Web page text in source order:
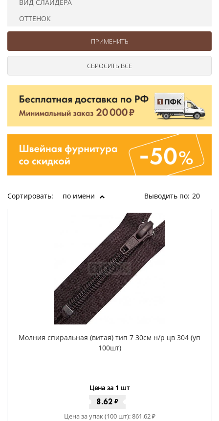
ВИД СЛАЙДЕРА
ОТТЕНОК
Сортировать: по имени Выводить по: 20
Молния спиральная (витая) тип 7 30см н/р цв 304 (уп
100шт)
Цена за 1 шт
8.62 ₽
Цена за упак (100 шт):861.62₽
Ушковые
Шторные
Цепочки шарики с замком
Ткани
Шнуры
Элементы декора